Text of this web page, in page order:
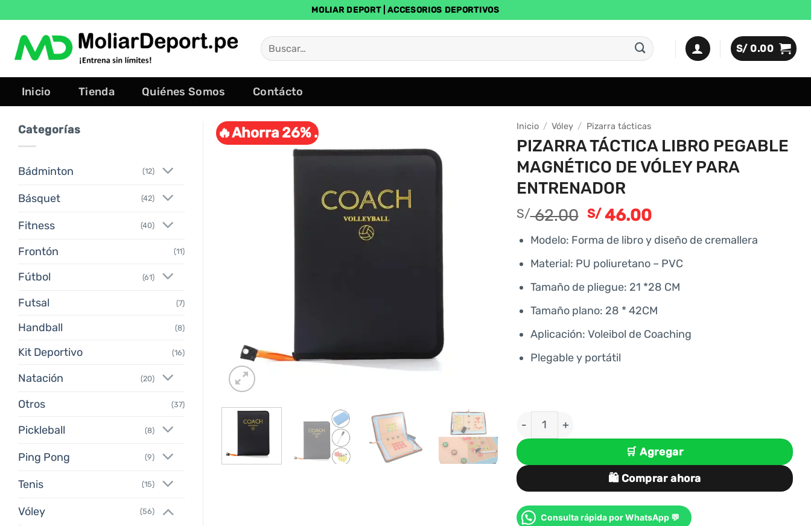
contenido
MOLIAR DEPORT | ACCESORIOS DEPORTIVOS
Buscar
por:
S/0.00
Inicio Tienda Quiénes Somos Contácto
Categorías
Bádminton (12)
Básquet (42)
Fitness (40)
Frontón (11)
Fútbol (61)
Futsal (7)
Handball (8)
Kit Deportivo (16)
Natación (20)
Otros (37)
Pickleball (8)
Ping Pong (9)
Tenis (15)
Vóley (56)
🔥Ahorra 26% . Inicio / Vóley / Pizarra tácticas
PIZARRA TÁCTICA LIBRO PEGABLE
MAGNÉTICO DE VÓLEY PARA
ENTRENADOR
S/62.00 El
precio
original
era:
S/ 62.00.
S/46.00El
precio
actual
es:
S/ 46.00.
Modelo: Forma de libro y diseño de cremallera
Material: PU poliuretano – PVC
Tamaño de pliegue: 21 *28 CM
Tamaño plano: 28 * 42CM
Aplicación: Voleibol de Coaching
Plegable y portátil
PIZARRA TÁCTICA LIBRO PEGABLE MAGNÉTICO DE
🛒 Agregar
🛍️ Comprar ahora
Consulta rápida por WhatsApp 💬